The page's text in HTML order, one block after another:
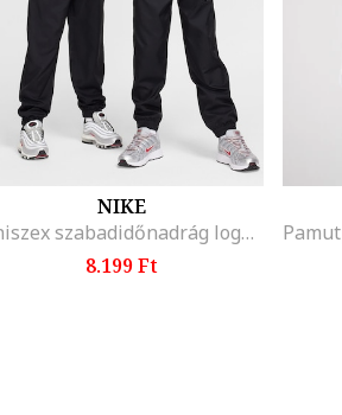
NIKE
Uniszex szabadidőnadrág logóval, Fehér/Fekete
8.199 Ft